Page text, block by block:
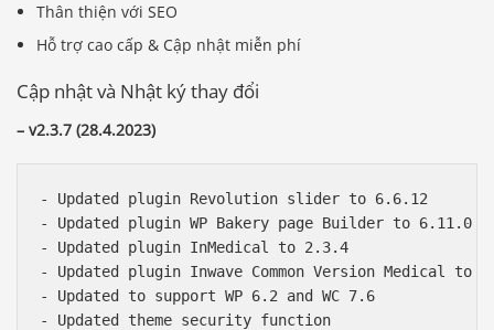
Thân thiện với SEO
Hỗ trợ cao cấp & Cập nhật miễn phí
Cập nhật và Nhật ký thay đổi
– v2.3.7 (28.4.2023)
- Updated plugin Revolution slider to 6.6.12
- Updated plugin WP Bakery page Builder to 6.11.0
- Updated plugin InMedical to 2.3.4
- Updated plugin Inwave Common Version Medical to
- Updated to support WP 6.2 and WC 7.6
- Updated theme security function